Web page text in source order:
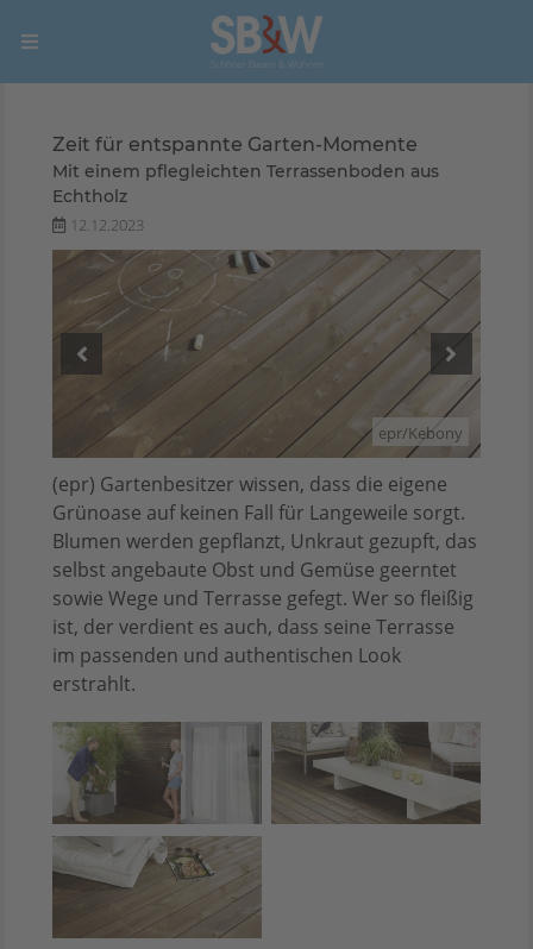
Zeit für entspannte Garten-Momente
Mit einem pflegleichten Terrassenboden aus
Echtholz
12.12.2023
epr/Kebony
(epr) Gartenbesitzer wissen, dass die eigene
Grünoase auf keinen Fall für Langeweile sorgt.
Blumen werden gepflanzt, Unkraut gezupft, das
selbst angebaute Obst und Gemüse geerntet
sowie Wege und Terrasse gefegt. Wer so fleißig
ist, der verdient es auch, dass seine Terrasse
im passenden und authentischen Look
erstrahlt.